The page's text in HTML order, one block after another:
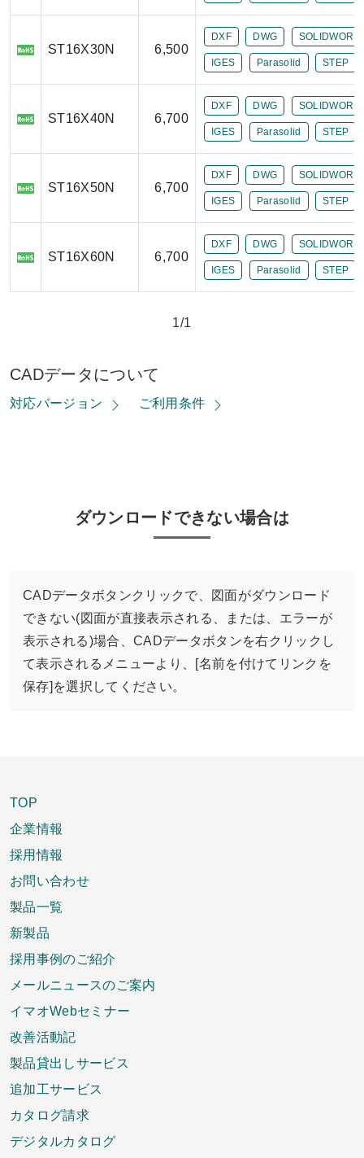
ST16X30N 6,500
DXF DWG
IGES Parasolid STEP
ST16X40N 6,700
DXF DWG
IGES Parasolid STEP
ST16X50N 6,700
DXF DWG
IGES Parasolid STEP
ST16X60N 6,700
DXF DWG
IGES Parasolid STEP
1/1
CADデータについて
対応バージョン ご利用条件
ダウンロードできない場合は
CADデータボタンクリックで、図面がダウンロード
できない(図面が直接表示される、または、エラーが
表示される)場合、CADデータボタンを右クリックし
て表示されるメニューより、[名前を付けてリンクを
保存]を選択してください。
TOP
企業情報
採用情報
お問い合わせ
製品一覧
新製品
採用事例のご紹介
メールニュースのご案内
イマオWebセミナー
改善活動記
製品貸出しサービス
追加工サービス
カタログ請求
デジタルカタログ